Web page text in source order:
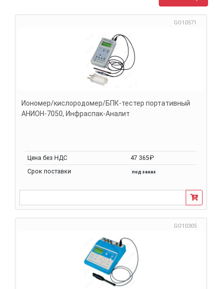
GO10571
Иономер/кислородомер/БПК-тестер портативный
АНИОН-7050, Инфраспак-Аналит
Цена без НДС
47 365₽
Срок поставки
под заказ
GO10305